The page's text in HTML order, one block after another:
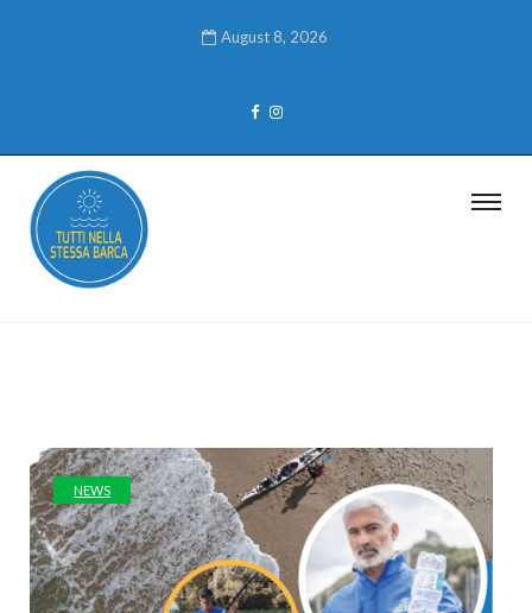
August 8, 2026
NEWS